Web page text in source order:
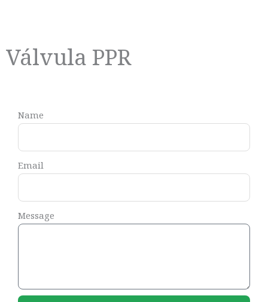
Válvula PPR
Name
Email
Message